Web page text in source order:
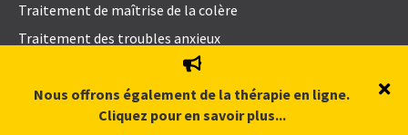
Nous offrons également de la thérapie en ligne.
Cliquez pour en savoir plus...
Traitement de maîtrise de la colère
Traitement des troubles anxieux
Traitement des troubles bipolaires
Traitement des troubles de dysmorphophobie
Traitement des troubles de la personnalité dépendante